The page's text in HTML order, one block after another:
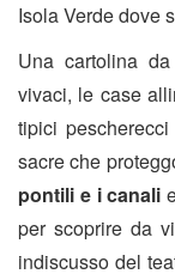
Isola Verde dove
Una cartolina
vivaci, le case
tipici
sacre che
pontili e i canali
per scoprire da
indiscusso del